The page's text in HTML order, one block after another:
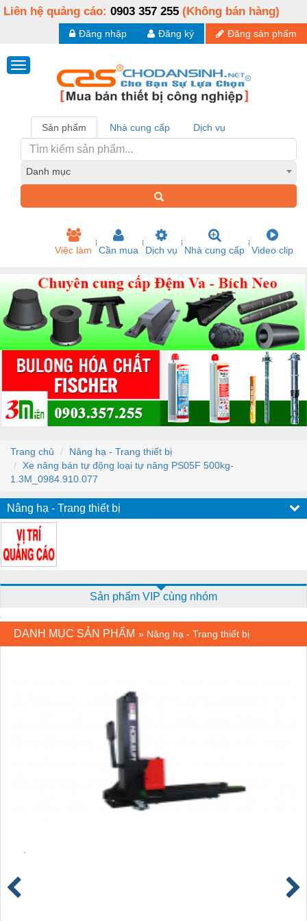
Liên hệ quảng cáo: 0903 357 255 (Không bán hàng)
Đăng sản phẩm
Đăng ký
Đăng nhập
Sản phẩm Nhà cung cấp Dịch vụ
Danh mục
Việc làm Cần mua Dịch vụ Nhà cung cấp Video clip
Trang chủ
Nâng hạ - Trang thiết bị
Xe nâng bán tự động loại tự nâng PS05F 500kg-
1.3M_0984.910.077
Nâng hạ - Trang thiết bị
Sản phẩm VIP cùng nhóm
DANH MỤC SẢN PHẨM » Nâng hạ - Trang thiết bị